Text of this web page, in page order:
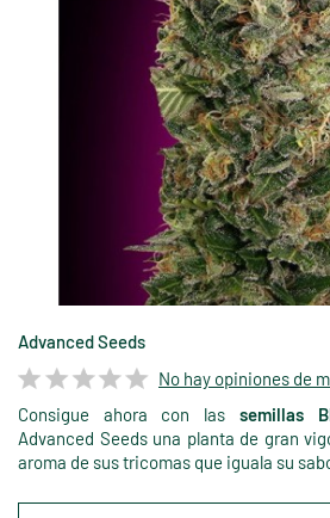
Advanced Seeds
No hay opiniones de
Consigue ahora con las semillas
Advanced Seeds una planta de gran
aroma de sus tricomas que iguala su